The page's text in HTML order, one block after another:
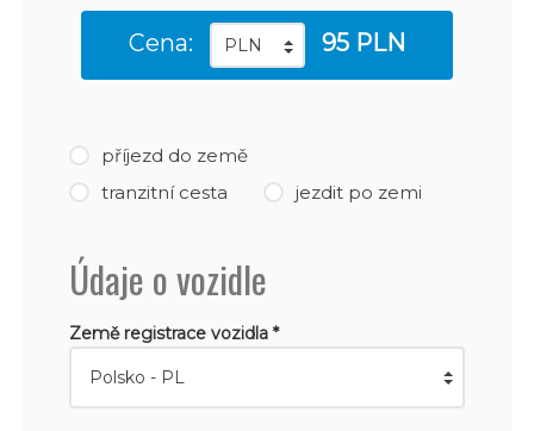
Cena: 95 PLN
příjezd do země
tranzitní cesta
jezdit po zemi
Údaje o vozidle
Země registrace vozidla *